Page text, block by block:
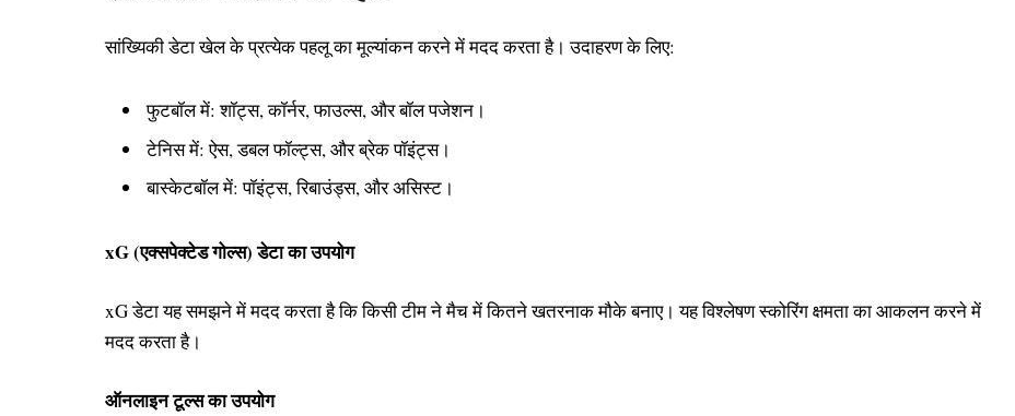
सांख्यिकी डेटा खेल के प्रत्येक पहलू का मूल्यांकन करने में मदद करता है। उदाहरण के लिए:
फुटबॉल में: शॉट्स, कॉर्नर, फाउल्स, और बॉल पजेशन।
टेनिस में: ऐस, डबल फॉल्ट्स, और ब्रेक पॉइंट्स।
बास्केटबॉल में: पॉइंट्स, रिबाउंड्स, और असिस्ट।
xG (एक्सपेक्टेड गोल्स) डेटा का उपयोग
xG डेटा यह समझने में मदद करता है कि किसी टीम ने मैच में कितने खतरनाक मौके बनाए। यह विश्लेषण स्कोरिंग क्षमता का आकलन करने में
मदद करता है।
ऑनलाइन टूल्स का उपयोग